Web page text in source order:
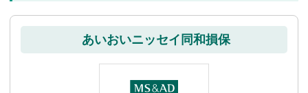
あいおいニッセイ同和損保